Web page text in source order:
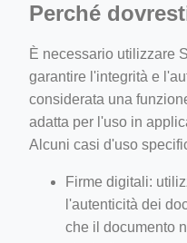
Perché
È necessario utilizzare
garantire l'integrità e
considerata una
adatta per l'uso in
Alcuni casi d'uso
Firme digitali:
l'autenticità dei
che il documento